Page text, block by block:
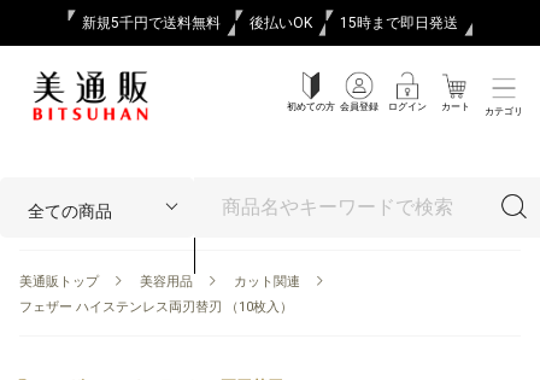
新規5千円で送料無料 後払いOK 15時まで即日発送
初めての方 会員登録 ログイン カート カテゴリ
美通販トップ 美容用品
カット関連
フェザー ハイステンレス両刃替刃 （10枚入）